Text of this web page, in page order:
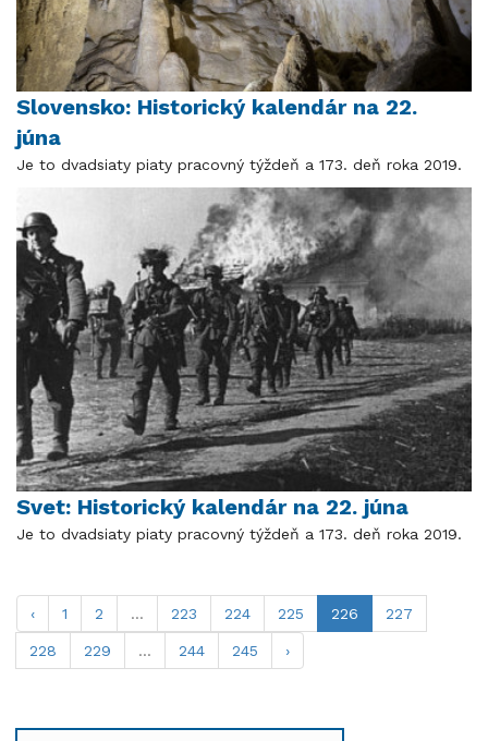
Slovensko: Historický kalendár na 22.
júna
Je to dvadsiaty piaty pracovný týždeň a 173. deň roka 2019.
Svet: Historický kalendár na 22. júna
Je to dvadsiaty piaty pracovný týždeň a 173. deň roka 2019.
‹ 1 2 ... 223 224 225 226 227
228 229 ... 244 245 ›